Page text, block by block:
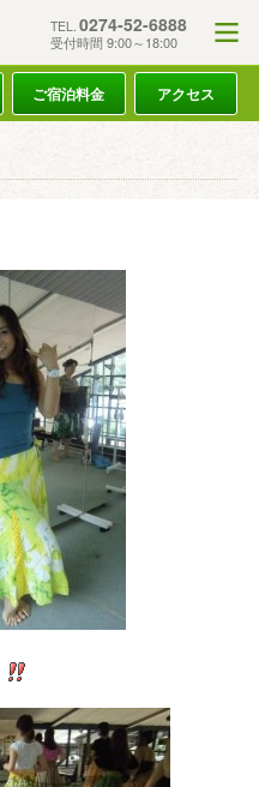
TEL. 0274-52-6888
受付時間 9:00～18:00
ご宿泊料金 アクセス